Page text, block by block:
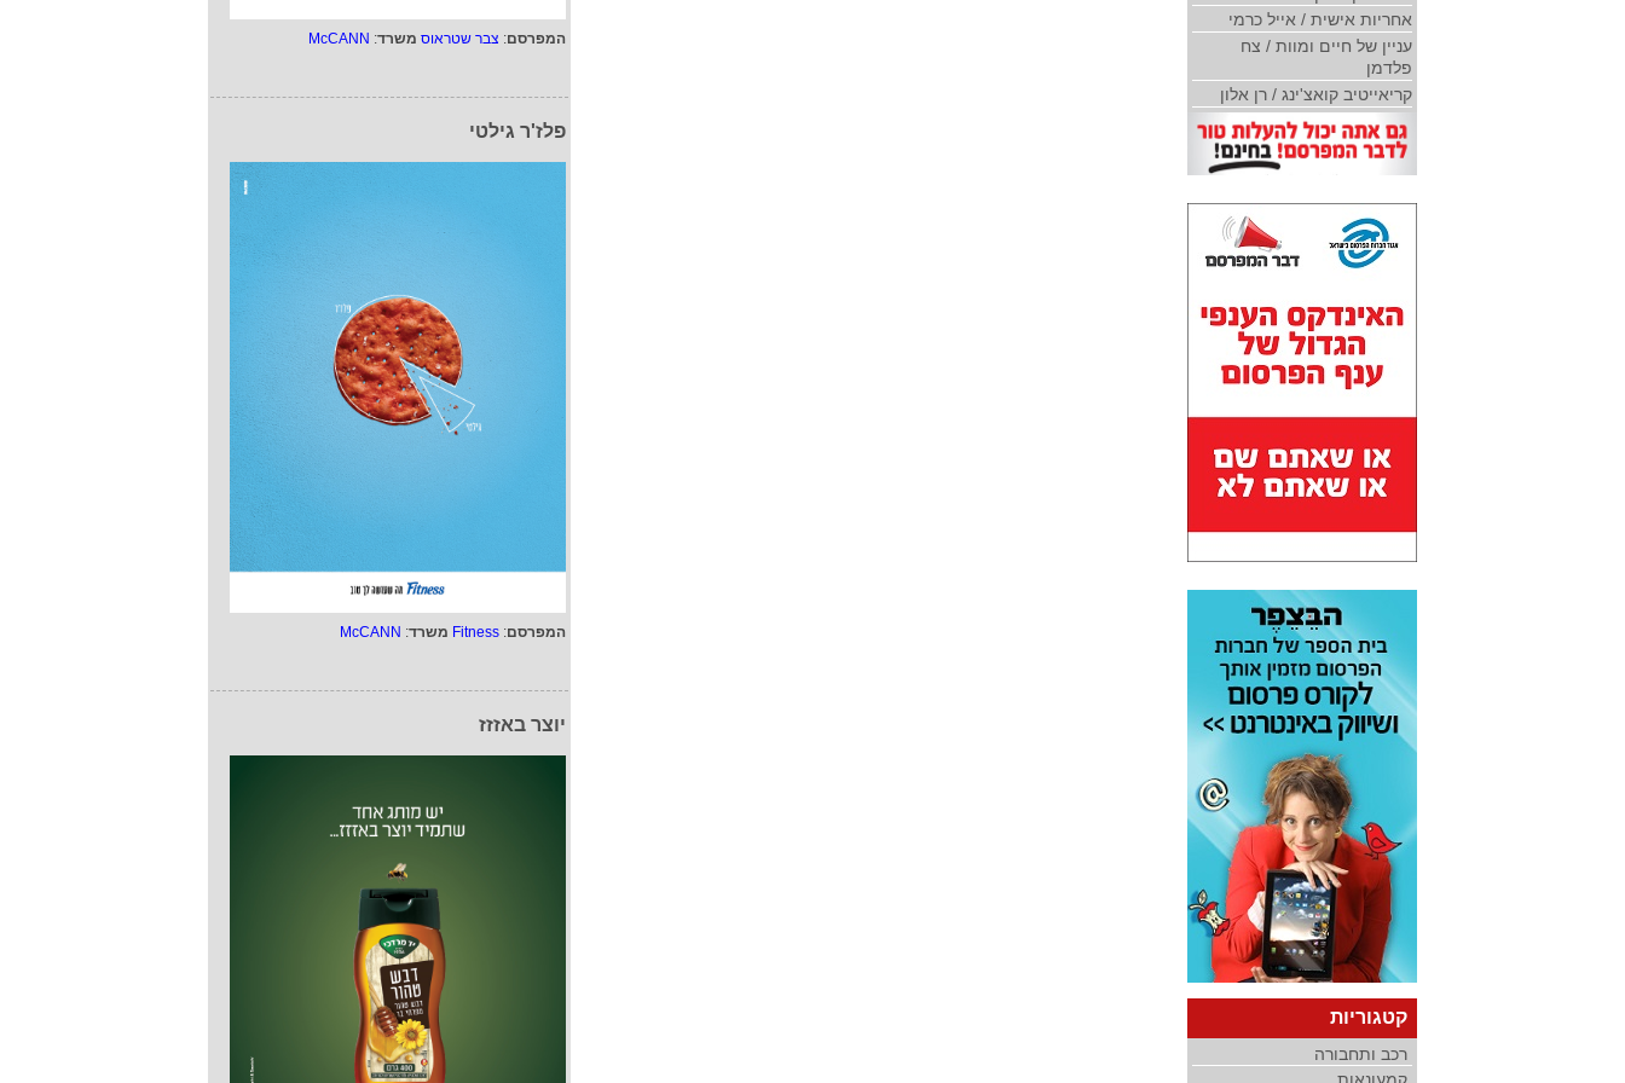
המפרסם: צבר שטראוס משרד:
McCANN
פלז'ר גילטי
המפרסם:
Fitness משרד:
McCANN
יוצר באזזז
אחריות אישית / אייל כרמי
עניין של חיים ומוות / צח
פלדמן
קריאייטיב קואצ'ינג / רן אלון
קטגוריות
רכב ותחבורה